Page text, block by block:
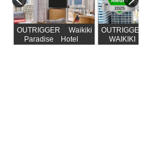
OUTRIGGER Waikiki
Paradise Hotel
OUTRIGGER
WAIKIKI